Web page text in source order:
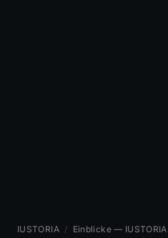
IUSTORIA / Einblicke — IUSTORIA